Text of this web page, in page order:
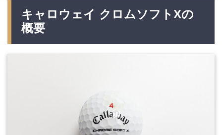
キャロウェイ クロムソフトXの
概要